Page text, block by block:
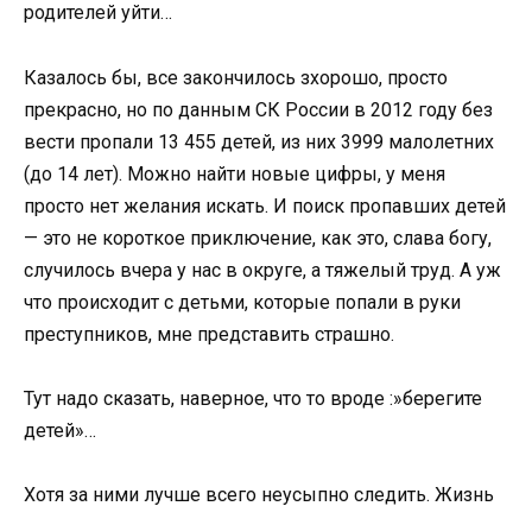
родителей уйти…
Казалось бы, все закончилось зхорошо, просто
прекрасно, но по данным СК России в 2012 году без
вести пропали 13 455 детей, из них 3999 малолетних
(до 14 лет). Можно найти новые цифры, у меня
просто нет желания искать. И поиск пропавших детей
— это не короткое приключение, как это, слава богу,
случилось вчера у нас в округе, а тяжелый труд. А уж
что происходит с детьми, которые попали в руки
преступников, мне представить страшно.
Тут надо сказать, наверное, что то вроде :»берегите
детей»…
Хотя за ними лучше всего неусыпно следить. Жизнь